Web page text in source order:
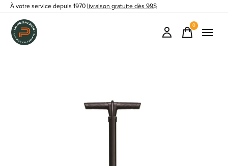
À votre service depuis 1970 livraison gratuite dès 99$
0items